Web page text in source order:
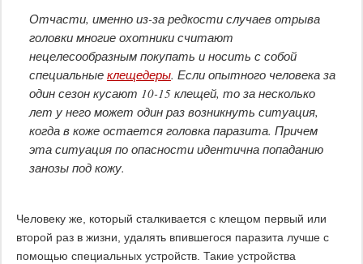
Отчасти, именно из-за редкости случаев отрыва
головки многие охотники считают
нецелесообразным покупать и носить с собой
специальные клещедеры. Если опытного человека за
один сезон кусают 10-15 клещей, то за несколько
лет у него может один раз возникнуть ситуация,
когда в коже остается головка паразита. Причем
эта ситуация по опасности идентична попаданию
занозы под кожу.
Человеку же, который сталкивается с клещом первый или
второй раз в жизни, удалять впившегося паразита лучше с
помощью специальных устройств. Такие устройства